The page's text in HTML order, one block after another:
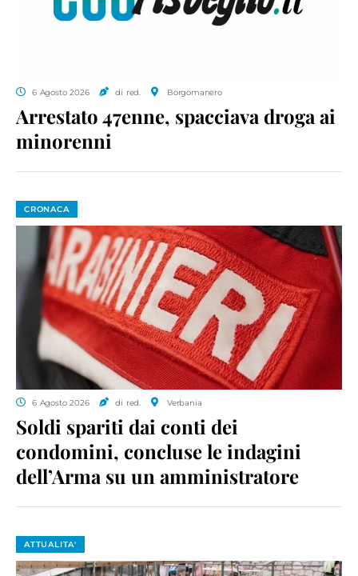
6 Agosto 2026 di red. Borgomanero
Arrestato 47enne, spacciava droga ai
minorenni
CRONACA
6 Agosto 2026 di red. Verbania
Soldi spariti dai conti dei
condomini, concluse le indagini
dell’Arma su un amministratore
ATTUALITA'